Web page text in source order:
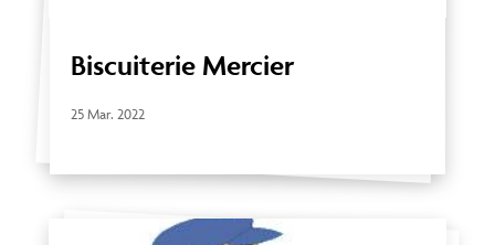
Biscuiterie Mercier
25 Mar. 2022